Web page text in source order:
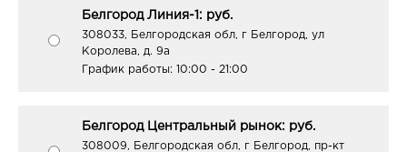
Белгород Линия-1: руб.
308033, Белгородская обл, г Белгород, ул
Королева, д. 9а
График работы: 10:00 - 21:00
Белгород Центральный рынок: руб.
308009, Белгородская обл, г Белгород, пр-кт